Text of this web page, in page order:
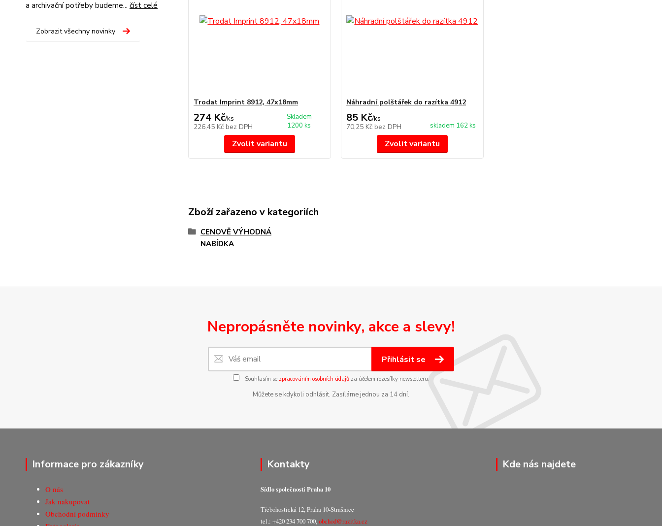
a archivační potřeby budeme... číst celé
Zobrazit všechny novinky
Trodat Imprint 8912, 47x18mm
274 Kč/ks
226,45 Kč bez DPH
Skladem
1200 ks
Zvolit variantu
Náhradní polštářek do razítka 4912
85 Kč/ks
70,25 Kč bez DPH skladem 162 ks
Zvolit variantu
Zboží zařazeno v kategoriích
CENOVĚ VÝHODNÁ
NABÍDKA
Nepropásněte novinky, akce a slevy!
Přihlásit se
Souhlasím se zpracováním osobních údajůza účelem rozesílky newsletteru.
Můžete se kdykoli odhlásit. Zasíláme jednou za 14 dní.
Informace pro zákazníky
O nás
Jak nakupovat
Obchodní podmínky
Kontakty
Sídlo společnosti Praha 10
Třebohostická 12, Praha 10-Strašnice
tel.: +420 234 700 700,obchod@razitka.cz
Kde nás najdete